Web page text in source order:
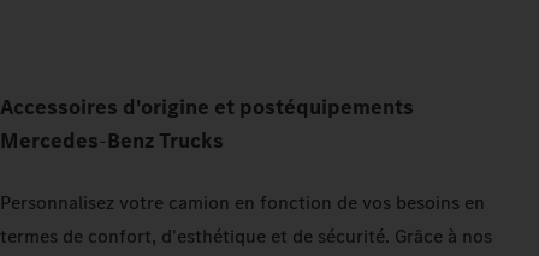
Accessoires d'origine et postéquipements
Mercedes‑Benz Trucks
Personnalisez votre camion en fonction de vos besoins en
termes de confort, d'esthétique et de sécurité. Grâce à nos